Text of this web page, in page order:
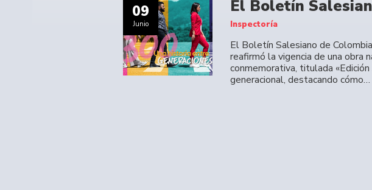
09
Junio
El Boletín
Inspectoría
El Boletín Salesiano de
reafirmó la vigencia de una obra
conmemorativa, titulada
generacional, destacando cómo…